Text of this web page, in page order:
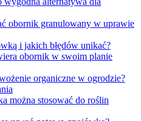
obornik granulowany w uprawie
i jakich błędów unikać?
obornik w swoim planie
organiczne w ogrodzie?
można stosować do roślin